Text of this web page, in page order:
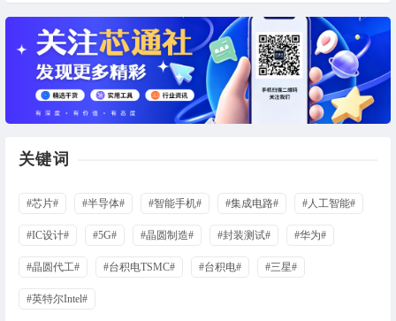
关键词
#芯片# #半导体# #智能手机# #集成电路# #人工智能#
#IC设计# #5G# #晶圆制造# #封装测试# #华为#
#晶圆代工# #台积电TSMC# #台积电# #三星#
#英特尔Intel#